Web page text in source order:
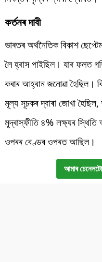
কৰ্তনৰ দাবী
ভাৰতৰ অৰ্থনৈতিক বিকাশ
লৈ হ্ৰাস পাইছিল। যাৰ ফলত
কৰাৰ আহ্বান জনোৱা হৈছিল।
মূল্য সূচকৰ দ্বাৰা জোখা
মুদ্ৰাস্ফীতি ৪% লক্ষ্যৰ স্থিতি
ওপৰৰ বেণ্ডৰ ওপৰত আছিল।
আমাৰ